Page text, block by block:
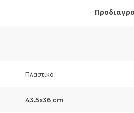
Πλαστικό
43.5x36 cm